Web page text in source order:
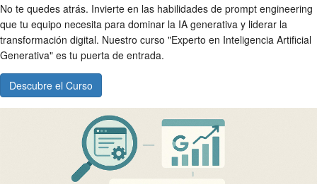
No te quedes atrás. Invierte en las habilidades de prompt engineering
que tu equipo necesita para dominar la IA generativa y liderar la
transformación digital. Nuestro curso "Experto en Inteligencia Artificial
Generativa" es tu puerta de entrada.
Descubre el Curso